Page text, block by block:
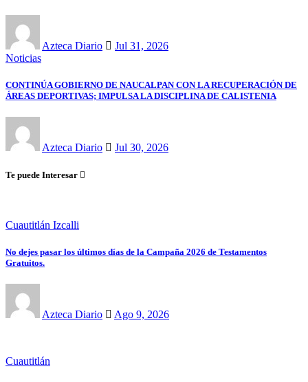
Azteca Diario
Jul 31, 2026
Noticias
CONTINÚA GOBIERNO DE NAUCALPAN CON LA RECUPERACIÓN DE
ÁREAS DEPORTIVAS; IMPULSA LA DISCIPLINA DE CALISTENIA
Azteca Diario Jul 30, 2026
Te puede Interesar
Cuautitlán Izcalli
No dejes pasar los últimos días de la Campaña 2026 de Testamentos
Gratuitos.
Azteca Diario Ago 9, 2026
Cuautitlán